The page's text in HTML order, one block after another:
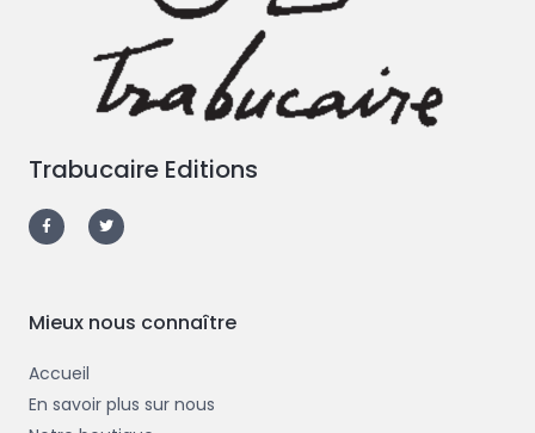
Trabucaire Editions
a
c
e
-
f
w
i
t
Mieux nous connaître
Accueil
En savoir plus sur nous